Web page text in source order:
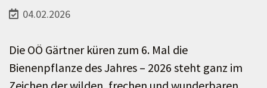
04.02.2026
Die OÖ Gärtner küren zum 6. Mal die
Bienenpflanze des Jahres – 2026 steht ganz im